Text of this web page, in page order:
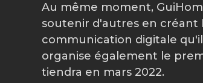
Au même moment,
soutenir d'autres en créant
communication digitale
organise également le
tiendra en mars 2022.